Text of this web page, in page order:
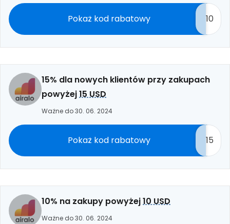
Pokaż kod rabatowy 10
15% dla nowych klientów przy zakupach
powyżej15 USD
Ważne do 30. 06. 2024
Pokaż kod rabatowy 15
10% na zakupy powyżej10 USD
Ważne do 30. 06. 2024